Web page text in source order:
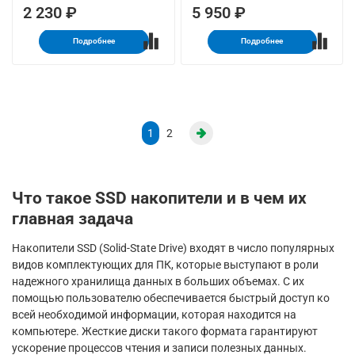
2 230 ₽
Подробнее
5 950 ₽
Подробнее
1 2
Что такое SSD накопители и в чем их
главная задача
Накопители SSD (Solid-State Drive) входят в число популярных
видов комплектующих для ПК, которые выступают в роли
надежного хранилища данных в больших объемах. С их
помощью пользователю обеспечивается быстрый доступ ко
всей необходимой информации, которая находится на
компьютере. Жесткие диски такого формата гарантируют
ускорение процессов чтения и записи полезных данных.